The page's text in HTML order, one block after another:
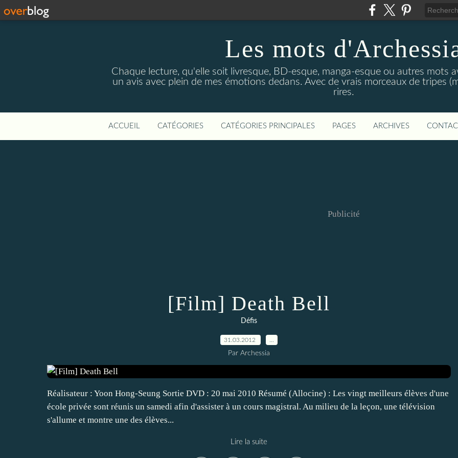
Les mots
Chaque lecture, qu'elle soit livresque, BD-esque, manga-esque ou autres mots
un avis avec plein de mes émotions dedans. Avec de vrais morceaux de tripes
rires.
ACCUEIL CATÉGORIES CATÉGORIES PRINCIPALES PAGES ARCHIVES
Publicité
[Film] Death Bell
Défis
31.03.2012
Par Archessia
Réalisateur : Yoon Hong-Seung Sortie DVD : 20 mai 2010 Résumé (Allocine) : Les vingt meilleurs élèves d'une
école privée sont réunis un samedi afin d'assister à un cours magistral. Au milieu de la leçon, une télévision
s'allume et montre une des élèves...
Lire la suite